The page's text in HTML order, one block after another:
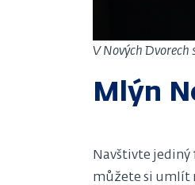
V Nových
Mlýn
Navštivte jediný
můžete si umlít